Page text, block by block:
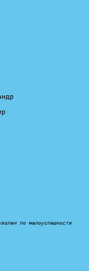
по малоуспешности